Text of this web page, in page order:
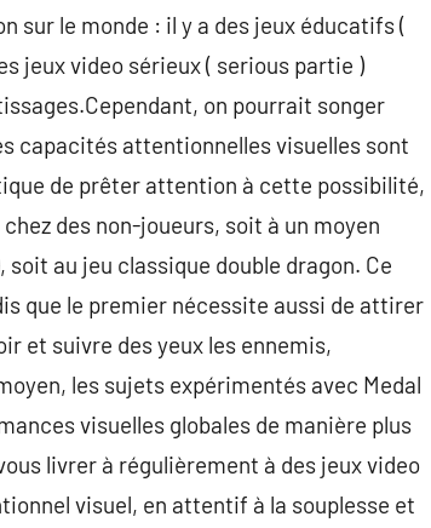
sur le monde : il y a des jeux éducatifs (
jeux video sérieux ( serious partie )
on pourrait songer
capacités attentionnelles visuelles sont
de prêter attention à cette possibilité,
des non-joueurs, soit à un moyen
au jeu classique double dragon. Ce
que le premier nécessite aussi de attirer
et suivre des yeux les ennemis,
les sujets expérimentés avec Medal
visuelles globales de manière plus
livrer à régulièrement à des jeux video
visuel, en attentif à la souplesse et